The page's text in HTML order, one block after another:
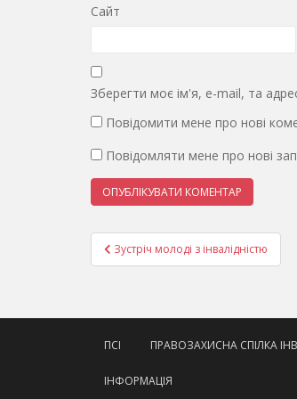
Сайт
Зберегти моє ім'я, e-mail, та
Повідомити мене про нові
Повідомляти мене про нові
Навігація
записів
Зустріч молоді з інвалідністю
ПСІ ПРАВОЗАХИСНА СПІЛКА
ІНФОРМАЦІЯ